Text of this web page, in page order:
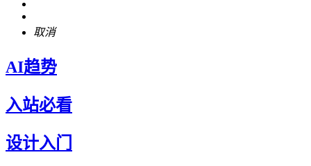
取消
AI趋势
入站必看
设计入门